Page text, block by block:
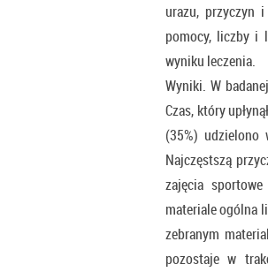
urazu, przyczyn
pomocy, liczby i
wyniku leczenia.
Wyniki. W
Czas, który
(35%) udzielono
Najczęstszą
zajęcia
materiale ogólna
zebranym
pozostaje w